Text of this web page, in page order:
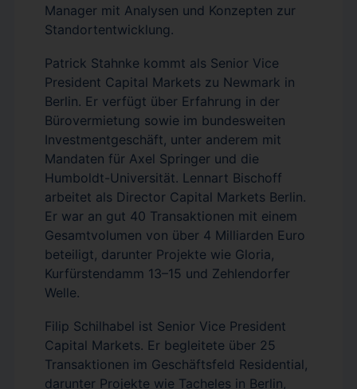
Manager mit Analysen und Konzepten zur
Standortentwicklung.
Patrick Stahnke kommt als Senior Vice
President Capital Markets zu Newmark in
Berlin. Er verfügt über Erfahrung in der
Bürovermietung sowie im bundesweiten
Investmentgeschäft, unter anderem mit
Mandaten für Axel Springer und die
Humboldt-Universität. Lennart Bischoff
arbeitet als Director Capital Markets Berlin.
Er war an gut 40 Transaktionen mit einem
Gesamtvolumen von über 4 Milliarden Euro
beteiligt, darunter Projekte wie Gloria,
Kurfürstendamm 13–15 und Zehlendorfer
Welle.
Filip Schilhabel ist Senior Vice President
Capital Markets. Er begleitete über 25
Transaktionen im Geschäftsfeld Residential,
darunter Projekte wie Tacheles in Berlin,